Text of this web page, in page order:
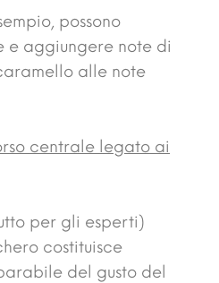
possono
e aggiungere note di
alle note
centrale legato ai
per gli esperti)
costituisce
del gusto del